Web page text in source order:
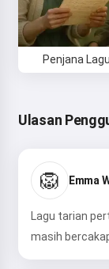
Penjana
Ulasan
🦁 Emma
Lagu tarian
masih